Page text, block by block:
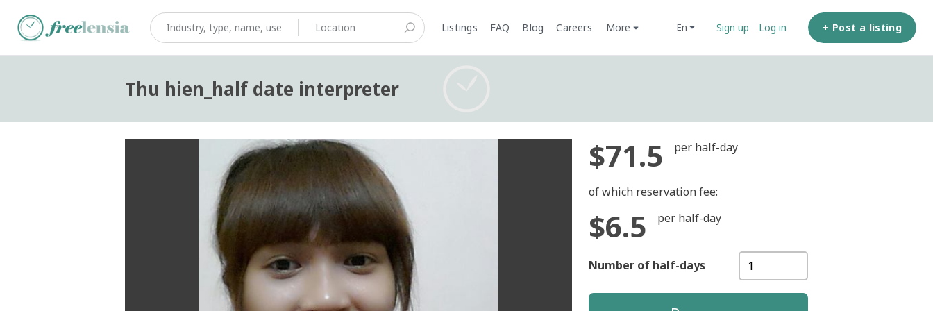
Listings FAQ Blog Careers More en Sign up Log in + Post a listing
Thu hien_half date interpreter
$71.5 per half-day
of which reservation fee:
$6.5 per half-day
Number of half-days